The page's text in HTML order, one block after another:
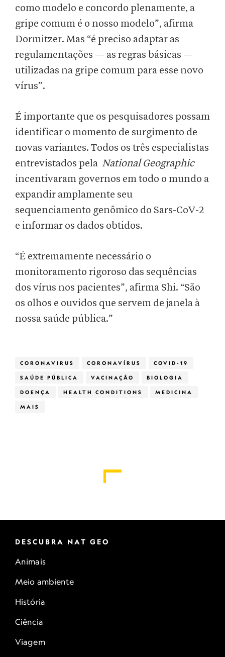
como modelo e concordo plenamente, a
gripe comum é o nosso modelo”, afirma
Dormitzer. Mas “é preciso adaptar as
regulamentações — as regras básicas —
utilizadas na gripe comum para esse novo
vírus”.
É importante que os pesquisadores possam
identificar o momento de surgimento de
novas variantes. Todos os três especialistas
entrevistados pela National Geographic
incentivaram governos em todo o mundo a
expandir amplamente seu
sequenciamento genômico do Sars-CoV-2
e informar os dados obtidos.
“É extremamente necessário o
monitoramento rigoroso das sequências
dos vírus nos pacientes”, afirma Shi. “São
os olhos e ouvidos que servem de janela à
nossa saúde pública.”
CORONAVIRUS CORONAVÍRUS COVID-19
SAÚDE PÚBLICA VACINAÇÃO BIOLOGIA
DOENÇA HEALTH CONDITIONS MEDICINA
MAIS
DESCUBRA NAT GEO
Animais
Meio ambiente
História
Ciência
Viagem